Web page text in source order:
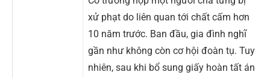
xử phạt do liên quan tới chất cấm hơn
10 năm trước. Ban đầu, gia đình nghĩ
gần như không còn cơ hội đoàn tụ. Tuy
nhiên, sau khi bổ sung giấy hoàn tất án